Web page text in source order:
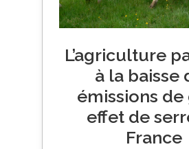
L’agriculture
à la baisse
émissions de
effet de
France